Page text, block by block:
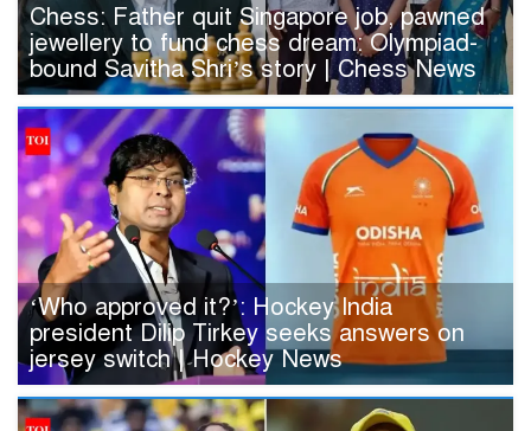
Chess: Father quit Singapore job, pawned
jewellery to fund chess dream: Olympiad-
bound Savitha Shri’s story | Chess News
‘Who approved it?’: Hockey India
president Dilip Tirkey seeks answers on
jersey switch | Hockey News